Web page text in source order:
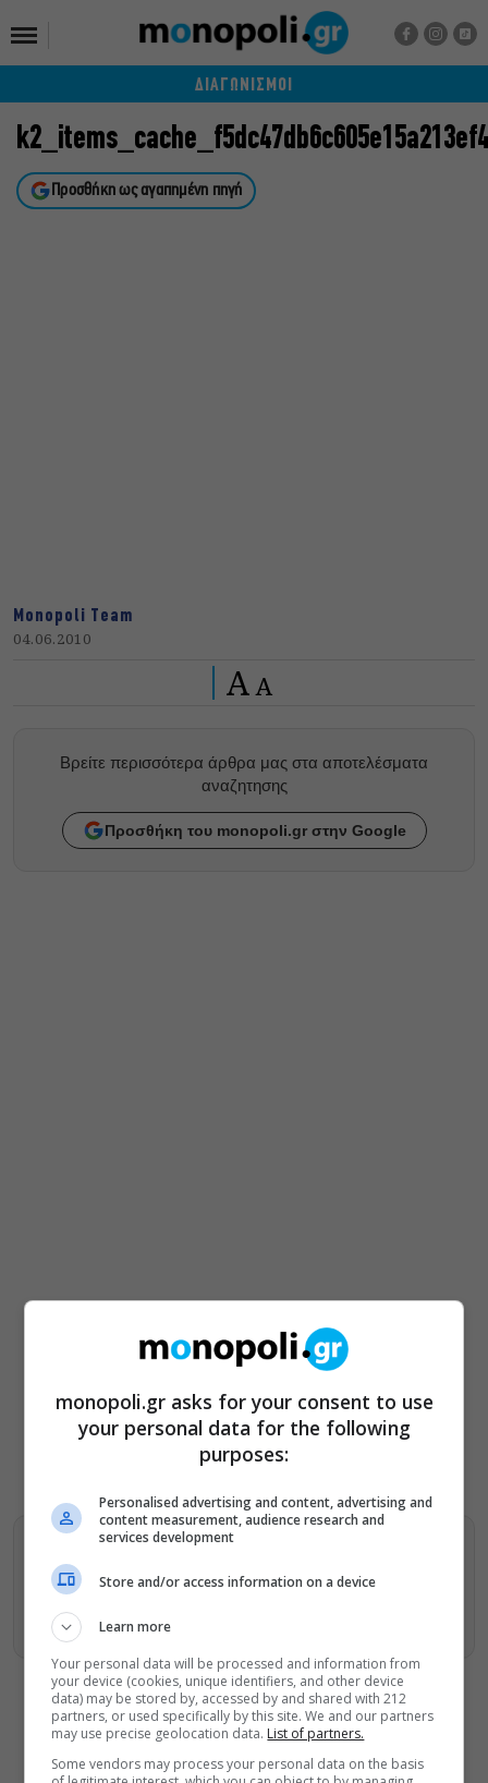
ΔΙΑΓΩΝΙΣΜΟΙ
Προσθήκη ως αγαπημένη πηγή
Monopoli Team
04.06.2010
A A
Βρείτε περισσότερα άρθρα μας στα αποτελέσματα
αναζητησης
Προσθήκη του monopoli.gr στην Google
Βρείτε περισσότερα άρθρα μας στα αποτελέσματα
αναζητησης
ΔΕΙΤΕ ΕΠΙΣΗΣ
monopoli.gr asks for your consent to use
your personal data for the following
purposes:
Personalised advertising and content, advertising and
content measurement, audience research and
services development
Store and/or access information on a device
Learn more
Your personal data will be processed and information from
your device (cookies, unique identifiers, and other device
data) may be stored by, accessed by and shared with 212
partners, or used specifically by this site. We and our partners
may use precise geolocation data. List of partners.
Some vendors may process your personal data on the basis